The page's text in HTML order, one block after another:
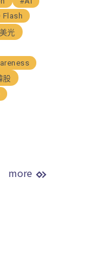
Flash
光
股
more